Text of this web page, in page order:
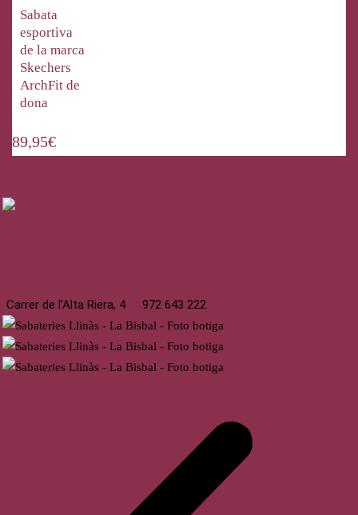
Sabata
esportiva
de la marca
Skechers
ArchFit de
dona
89,95€
Carrer de l’Alta Riera, 4 972 643 222